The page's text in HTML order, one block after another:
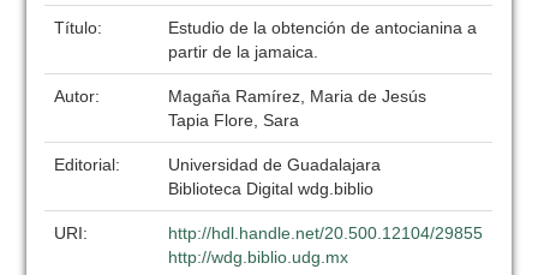
Título:
Estudio de la obtención de antocianina a
partir de la jamaica.
Autor:
Magaña Ramírez, Maria de Jesús
Tapia Flore, Sara
Editorial:
Universidad de Guadalajara
Biblioteca Digital wdg.biblio
URI:
http://hdl.handle.net/20.500.12104/29855
http://wdg.biblio.udg.mx